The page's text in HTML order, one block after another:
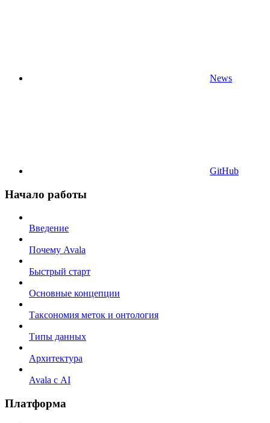
News
GitHub
Начало работы
Введение
Почему Avala
Быстрый старт
Основные концепции
Таксономия меток и онтология
Типы данных
Архитектура
Avala с AI
Платформа